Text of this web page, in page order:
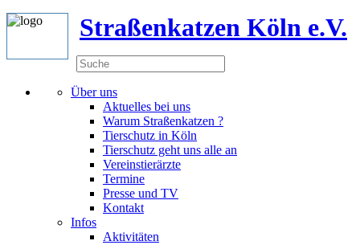
Straßenkatzen Köln e.V.
Über uns
Aktuelles bei uns
Warum Straßenkatzen ?
Tierschutz in Köln
Tierschutz geht uns alle an
Vereinstierärzte
Termine
Presse und TV
Kontakt
Infos
Aktivitäten